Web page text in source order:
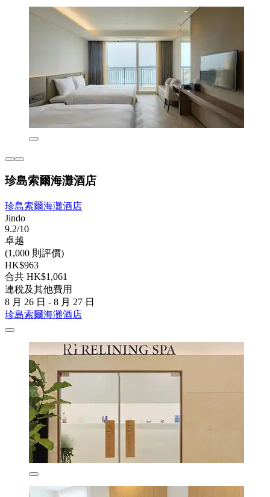
珍島索爾海灘酒店
珍島索爾海灘酒店
Jindo
9.2/10
卓越
(1,000 則評價)
HK$963
合共 HK$1,061
連稅及其他費用
8 月 26 日 - 8 月 27 日
珍島索爾海灘酒店